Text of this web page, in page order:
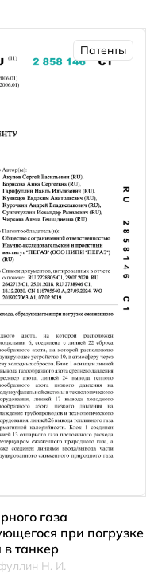
Патенты
газа
при погрузке
танкер
Н. И.